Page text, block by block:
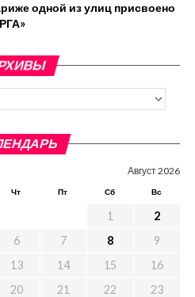
одной из улиц присвоено
Август 2026
Чт Пт Сб Вс
1
2
6 7 8
9
13 14 15
16
20 21 22
23